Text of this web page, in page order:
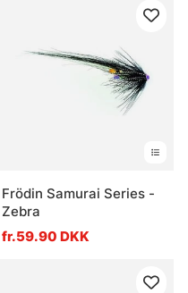
Frödin Samurai Series -
Zebra
fr.59.90 DKK